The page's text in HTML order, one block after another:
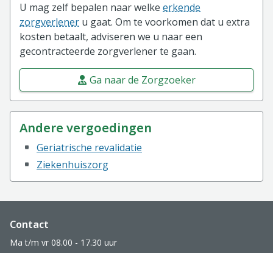
U mag zelf bepalen naar welke erkende
zorgverlener u gaat. Om te voorkomen dat u extra
kosten betaalt, adviseren we u naar een
gecontracteerde zorgverlener te gaan.
Ga naar de Zorgzoeker
Andere vergoedingen
Geriatrische revalidatie
Ziekenhuiszorg
Website footer
Contact
Ma t/m vr 08.00 - 17.30 uur